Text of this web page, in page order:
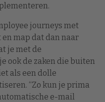
journeys met
map dat dan naar
je met de
ook de zaken die buiten
als een dolle
“Zo kun je prima
e-mail